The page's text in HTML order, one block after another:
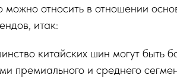
можно относить в отношении
итак:
китайских шин могут быть
премиального и среднего